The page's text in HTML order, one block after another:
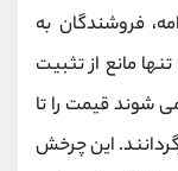
فروشندگان به
مانع از تثبیت
شوند قیمت را تا
این چرخش